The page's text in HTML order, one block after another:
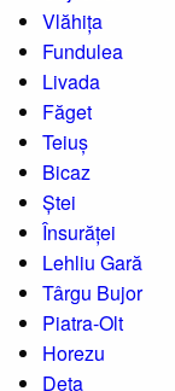
Vlăhița
Fundulea
Livada
Făget
Teiuș
Bicaz
Ștei
Însurăței
Lehliu Gară
Târgu Bujor
Piatra-Olt
Horezu
Deta